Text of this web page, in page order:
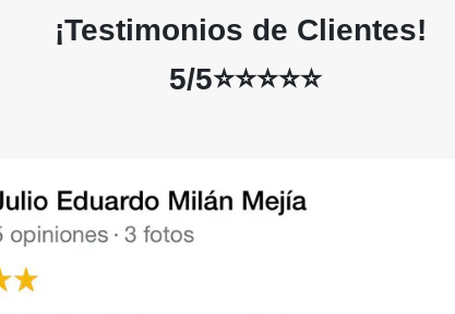
¡Testimonios de Clientes!
5/5⭐⭐⭐⭐⭐